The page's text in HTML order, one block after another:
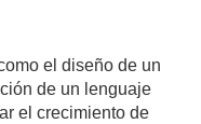
el diseño de un
de un lenguaje
el crecimiento de